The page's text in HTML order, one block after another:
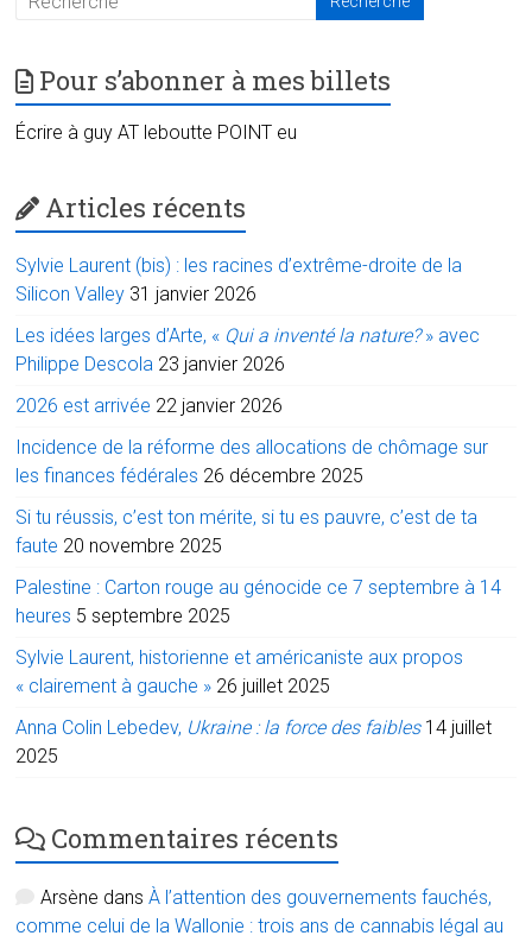
Pour s’abonner à mes billets
Écrire à guy AT leboutte POINT eu
Articles récents
Sylvie Laurent (bis) : les racines d’extrême-droite de la
Silicon Valley 31 janvier 2026
Les idées larges d’Arte, « Qui a inventé la nature?» avec
Philippe Descola 23 janvier 2026
2026 est arrivée 22 janvier 2026
Incidence de la réforme des allocations de chômage sur
les finances fédérales 26 décembre 2025
Si tu réussis, c’est ton mérite, si tu es pauvre, c’est de ta
faute 20 novembre 2025
Palestine : Carton rouge au génocide ce 7 septembre à 14
heures 5 septembre 2025
Sylvie Laurent, historienne et américaniste aux propos
« clairement à gauche » 26 juillet 2025
Anna Colin Lebedev, Ukraine : la force des faibles 14 juillet
2025
Commentaires récents
Arsène dansÀ l’attention des gouvernements fauchés,
comme celui de la Wallonie : trois ans de cannabis légal au